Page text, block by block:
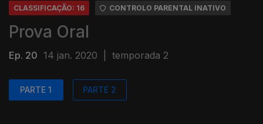
CLASSIFICAÇÃO: 16 CONTROLO PARENTAL INATIVO
Prova Oral
Ep. 20 14 jan. 2020 temporada 2
PARTE 1 PARTE 2